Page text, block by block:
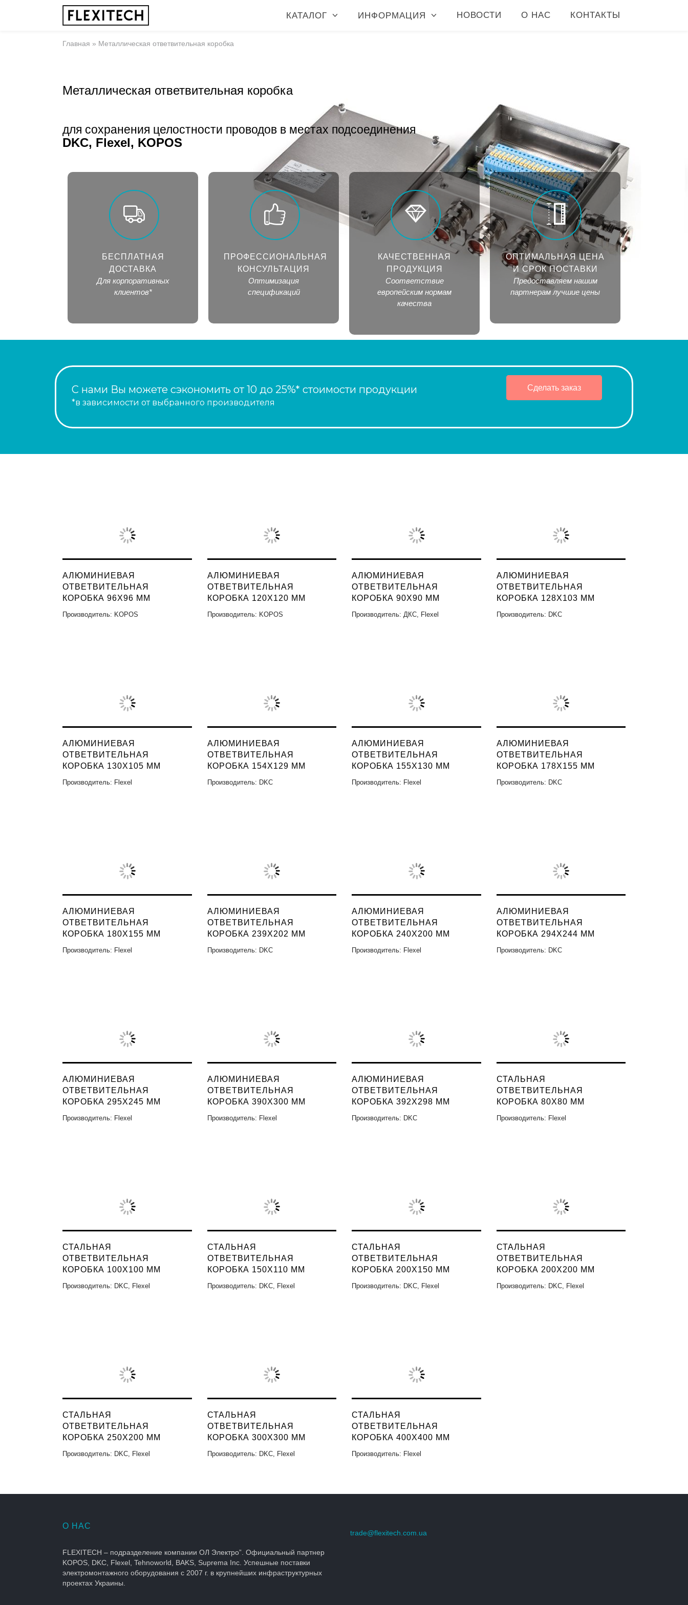
КАТАЛОГ ИНФОРМАЦИЯ НОВОСТИ О НАС КОНТАКТЫ
Главная » Металлическая ответвительная коробка
Металлическая ответвительная коробка
для сохранения целостности проводов в местах подсоединения
DKC, Flexel, KOPOS
БЕСПЛАТНАЯ
ДОСТАВКА
Для корпоративных
клиентов*
ПРОФЕССИОНАЛЬНАЯ
КОНСУЛЬТАЦИЯ
Оптимизация
спецификаций
КАЧЕСТВЕННАЯ
ПРОДУКЦИЯ
Соответствие
европейским нормам
качества
ОПТИМАЛЬНАЯ ЦЕНА
И СРОК ПОСТАВКИ
Предоставляем нашим
партнерам лучшие цены
С нами Вы можете сэкономить от 10 до 25%* стоимости продукции
*в зависимости от выбранного производителя
Сделать заказ
АЛЮМИНИЕВАЯ
ОТВЕТВИТЕЛЬНАЯ
КОРОБКА 96X96 ММ
Производитель: KOPOS
АЛЮМИНИЕВАЯ
ОТВЕТВИТЕЛЬНАЯ
КОРОБКА 120X120 ММ
Производитель: KOPOS
АЛЮМИНИЕВАЯ
ОТВЕТВИТЕЛЬНАЯ
КОРОБКА 90X90 ММ
Производитель: ДКС, Flexel
АЛЮМИНИЕВАЯ
ОТВЕТВИТЕЛЬНАЯ
КОРОБКА 128X103 ММ
Производитель: DKC
АЛЮМИНИЕВАЯ
ОТВЕТВИТЕЛЬНАЯ
КОРОБКА 130X105 ММ
Производитель: Flexel
АЛЮМИНИЕВАЯ
ОТВЕТВИТЕЛЬНАЯ
КОРОБКА 154X129 ММ
Производитель: DKC
АЛЮМИНИЕВАЯ
ОТВЕТВИТЕЛЬНАЯ
КОРОБКА 155X130 ММ
Производитель: Flexel
АЛЮМИНИЕВАЯ
ОТВЕТВИТЕЛЬНАЯ
КОРОБКА 178X155 ММ
Производитель: DKC
АЛЮМИНИЕВАЯ
ОТВЕТВИТЕЛЬНАЯ
КОРОБКА 180X155 ММ
Производитель: Flexel
АЛЮМИНИЕВАЯ
ОТВЕТВИТЕЛЬНАЯ
КОРОБКА 239X202 ММ
Производитель: DKC
АЛЮМИНИЕВАЯ
ОТВЕТВИТЕЛЬНАЯ
КОРОБКА 240X200 ММ
Производитель: Flexel
АЛЮМИНИЕВАЯ
ОТВЕТВИТЕЛЬНАЯ
КОРОБКА 294X244 ММ
Производитель: DKC
АЛЮМИНИЕВАЯ
ОТВЕТВИТЕЛЬНАЯ
КОРОБКА 295X245 ММ
Производитель: Flexel
АЛЮМИНИЕВАЯ
ОТВЕТВИТЕЛЬНАЯ
КОРОБКА 390X300 ММ
Производитель: Flexel
АЛЮМИНИЕВАЯ
ОТВЕТВИТЕЛЬНАЯ
КОРОБКА 392X298 ММ
Производитель: DKC
СТАЛЬНАЯ
ОТВЕТВИТЕЛЬНАЯ
КОРОБКА 80X80 ММ
Производитель: Flexel
СТАЛЬНАЯ
ОТВЕТВИТЕЛЬНАЯ
КОРОБКА 100X100 ММ
Производитель: DKC, Flexel
СТАЛЬНАЯ
ОТВЕТВИТЕЛЬНАЯ
КОРОБКА 150X110 ММ
Производитель: DKC, Flexel
СТАЛЬНАЯ
ОТВЕТВИТЕЛЬНАЯ
КОРОБКА 200X150 ММ
Производитель: DKC, Flexel
СТАЛЬНАЯ
ОТВЕТВИТЕЛЬНАЯ
КОРОБКА 200X200 ММ
Производитель: DKC, Flexel
СТАЛЬНАЯ
ОТВЕТВИТЕЛЬНАЯ
КОРОБКА 250X200 ММ
Производитель: DKC, Flexel
СТАЛЬНАЯ
ОТВЕТВИТЕЛЬНАЯ
КОРОБКА 300X300 ММ
Производитель: DKC, Flexel
СТАЛЬНАЯ
ОТВЕТВИТЕЛЬНАЯ
КОРОБКА 400X400 ММ
Производитель: Flexel
О НАС
FLEXITECH – подразделение компании ОЛ Электро”. Официальный партнер
KOPOS, DKC, Flexel, Tehnoworld, BAKS, Suprema Inc. Успешные поставки
электромонтажного оборудования с 2007 г. в крупнейших инфраструктурных
проектах Украины.
trade@flexitech.com.ua